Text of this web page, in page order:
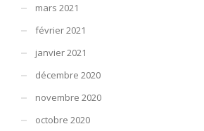
mars 2021
février 2021
janvier 2021
décembre 2020
novembre 2020
octobre 2020